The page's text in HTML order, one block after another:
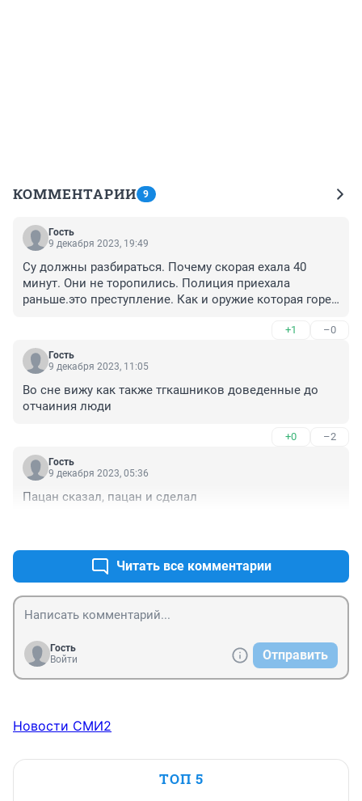
КОММЕНТАРИИ 9
Гость
9 декабря 2023, 19:49
Су должны разбираться. Почему скорая ехала 40
минут. Они не торопились. Полиция приехала
раньше.это преступление. Как и оружие которая горе
+1 –0
Гость
9 декабря 2023, 11:05
Во сне вижу как также тгкашников доведенные до
отчаиния люди
+0 –2
Гость
9 декабря 2023, 05:36
Пацан сказал, пацан и сделал
Читать все комментарии
Гость
Войти
Отправить
Новости СМИ2
ТОП 5